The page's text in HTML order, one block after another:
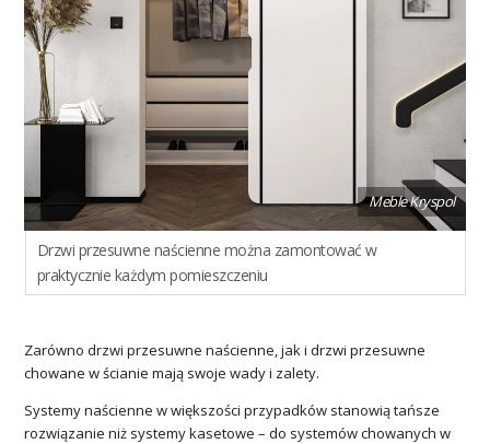
Meble Kryspol
Drzwi przesuwne naścienne można zamontować w
praktycznie każdym pomieszczeniu
Zarówno drzwi przesuwne naścienne, jak i drzwi przesuwne
chowane w ścianie mają swoje wady i zalety.
Systemy naścienne w większości przypadków stanowią tańsze
rozwiązanie niż systemy kasetowe – do systemów chowanych w